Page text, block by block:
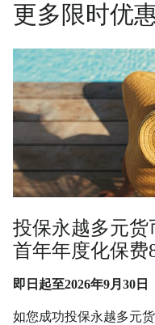
更多限时优
投保永越多元
首年年度化保费
即日起至2026年9月30日
如您成功投保永越多元